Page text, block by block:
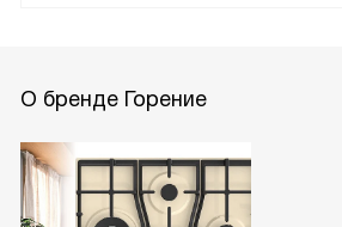
О бренде Горение